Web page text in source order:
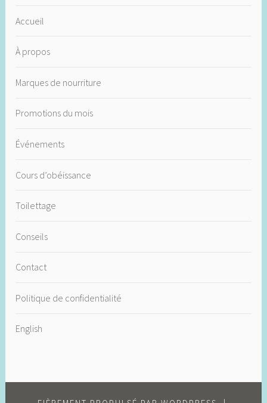
Accueil
À propos
Marques de nourriture
Promotions du mois
Événements
Cours d’obéissance
Toilettage
Conseils
Contact
Politique de confidentialité
English